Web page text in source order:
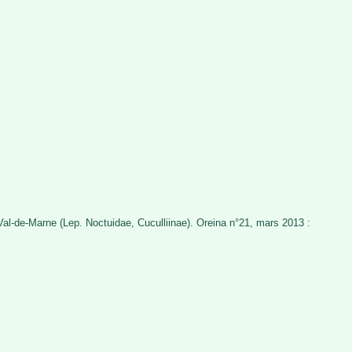
de-Marne (Lep. Noctuidae, Cuculliinae). Oreina n°21, mars 2013 :